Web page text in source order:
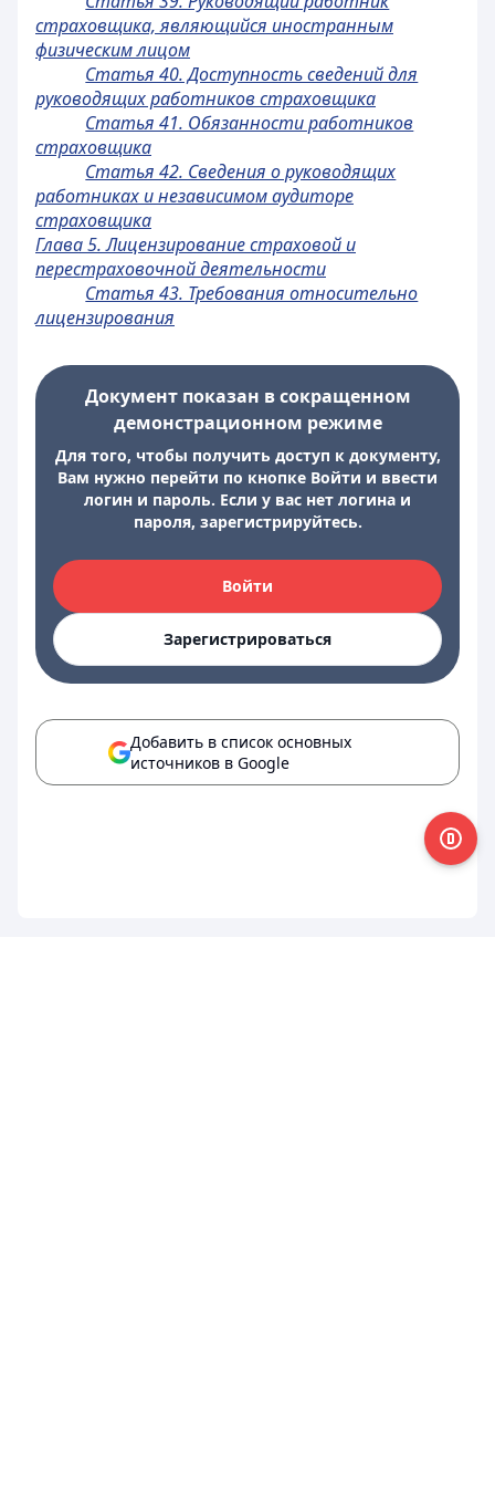
страховщика, являющийся иностранным
физическим лицом
Статья 40. Доступность сведений для
руководящих работников страховщика
Статья 41. Обязанности работников
страховщика
Статья 42. Сведения о руководящих
работниках и независимом аудиторе
страховщика
Глава 5. Лицензирование страховой и
перестраховочной деятельности
Статья 43. Требования относительно
лицензирования
Документ показан в сокращенном
демонстрационном режиме
Для того, чтобы получить доступ к документу,
Вам нужно перейти по кнопке Войти и ввести
логин и пароль. Если у вас нет логина и
пароля, зарегистрируйтесь.
Войти
Зарегистрироваться
Добавить в список основных
источников в Google